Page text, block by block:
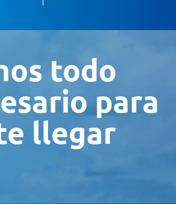
todo
para
llegar